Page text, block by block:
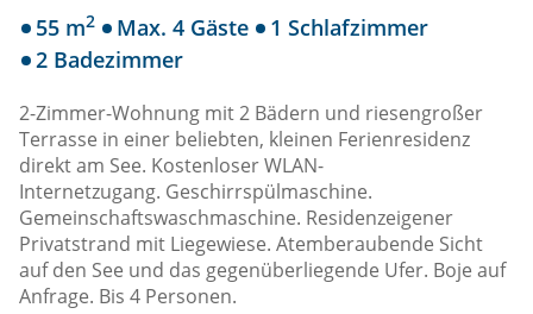
55 m2 Max. 4 Gäste
1 Schlafzimmer
2 Badezimmer
2-Zimmer-Wohnung mit 2 Bädern und riesengroßer
Terrasse in einer beliebten, kleinen Ferienresidenz
direkt am See. Kostenloser WLAN-
Internetzugang. Geschirrspülmaschine.
Gemeinschaftswaschmaschine. Residenzeigener
Privatstrand mit Liegewiese. Atemberaubende Sicht
auf den See und das gegenüberliegende Ufer. Boje auf
Anfrage. Bis 4 Personen.